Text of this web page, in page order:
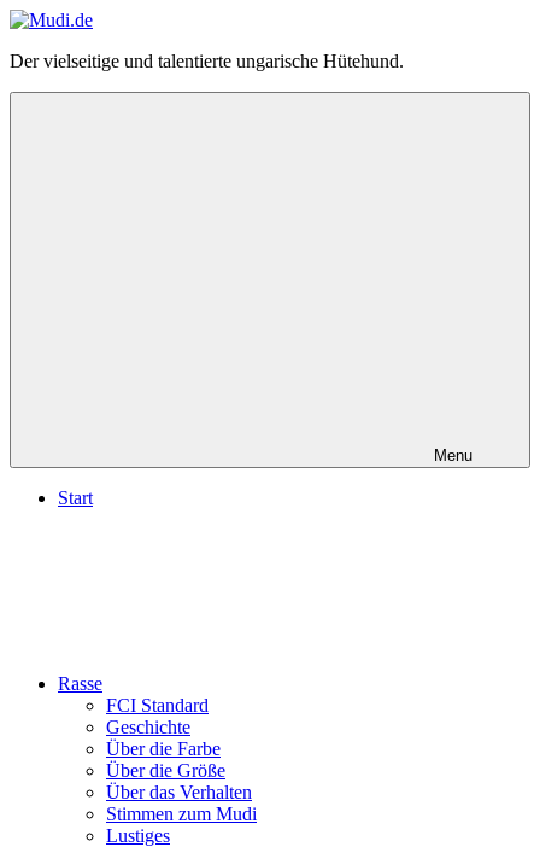
Zum
springen
Mudi.de
Der vielseitige und talentierte ungarische Hütehund.
Menu
Start
Rasse
FCI Standard
Geschichte
Über die Farbe
Über die Größe
Über das Verhalten
Stimmen zum Mudi
Lustiges